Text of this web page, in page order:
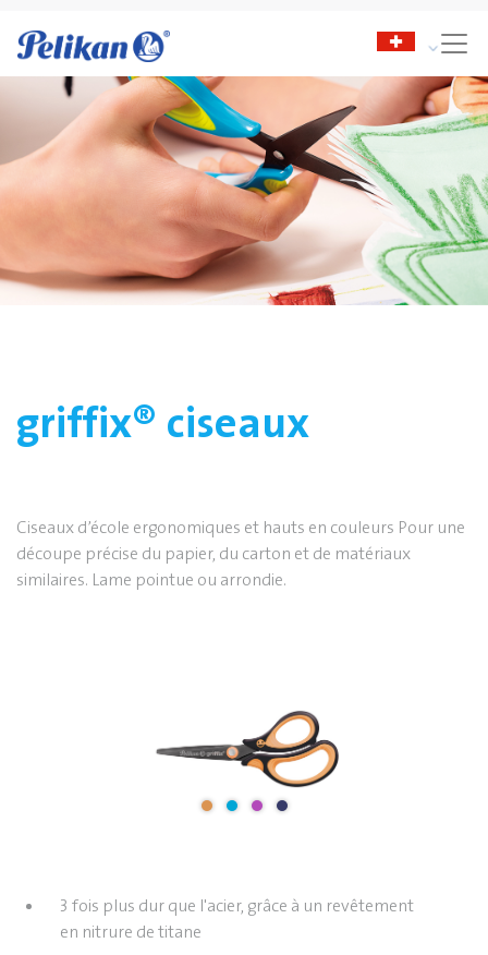
griffix® ciseaux
Ciseaux d’école ergonomiques et hauts en couleurs Pour une
découpe précise du papier, du carton et de matériaux
similaires. Lame pointue ou arrondie.
3 fois plus dur que l'acier, grâce à un revêtement
en nitrure de titane